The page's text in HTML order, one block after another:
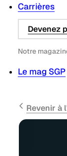
Carrières
Devenez
Notre
Le mag SGP
Revenir à